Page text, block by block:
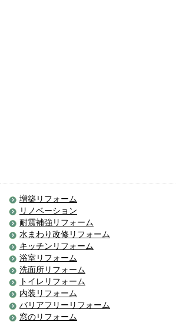
増築リフォーム
リノベーション
耐震補強リフォーム
水まわり改修リフォーム
キッチンリフォーム
浴室リフォーム
洗面所リフォーム
トイレリフォーム
内装リフォーム
バリアフリーリフォーム
窓のリフォーム